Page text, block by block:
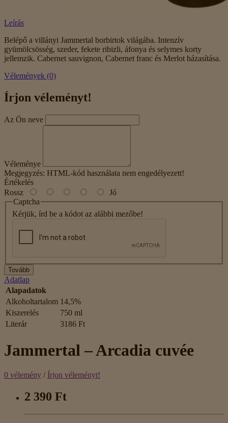
Leírás
Belépő a villányi Jammertal borbirtok világába. Intenzív
gyümölcsösség, szeder, fekete ribizli, áfonya és selymes korty
jellemzik. Cabernet sauvignon, Cabernet franc és Merlot házasítása.
Vélemények (0)
Írjon véleményt!
Az Ön neve
Véleménye
Megjegyzés: HTML-kód használata nem engedélyezett!
Értékelés
Rossz
Jó
Captcha
Kérjük, írd be a kódot az alábbi mezőbe!
Tovább
Adatlap
Alapadatok
Alkoholtartalom 14,5%
Kiszerelés
750 ml
Literár
3186 Ft
Jammertal – Arcadia cuvée
0 vélemény / Írjon véleményt!
2 390 Ft